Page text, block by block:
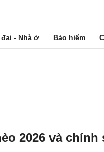
- Nhà ở Bảo hiểm
2026 và